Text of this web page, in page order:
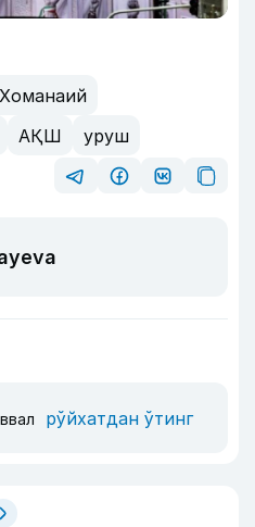
АҚШ
уруш
рўйхатдан ўтинг